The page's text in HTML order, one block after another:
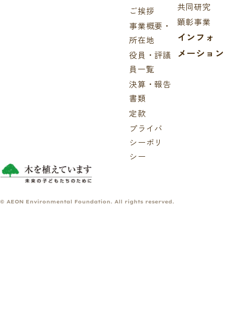
ご挨拶
事業概要・
所在地
役員・評議
員一覧
決算・報告
書類
定款
プライバ
シーポリ
シー
共同研究
顕彰事業
インフォ
メーション
© AEON Environmental Foundation. All rights reserved.